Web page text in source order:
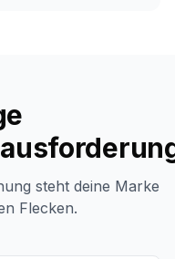
steht deine Marke
Flecken.